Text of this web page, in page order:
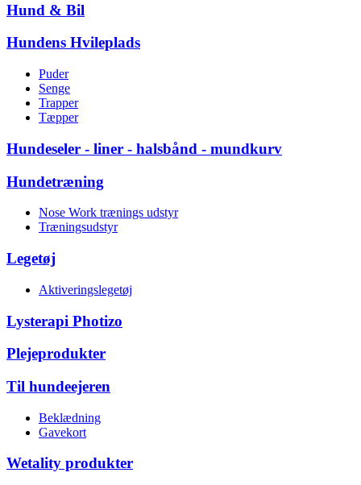
Hund & Bil
Hundens Hvileplads
Puder
Senge
Trapper
Tæpper
Hundeseler - liner - halsbånd - mundkurv
Hundetræning
Nose Work trænings udstyr
Træningsudstyr
Legetøj
Aktiveringslegetøj
Lysterapi Photizo
Plejeprodukter
Til hundeejeren
Beklædning
Gavekort
Wetality produkter